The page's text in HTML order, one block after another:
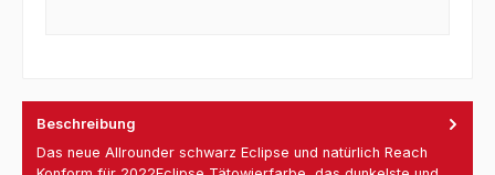
Beschreibung
Das neue Allrounder schwarz Eclipse und natürlich Reach